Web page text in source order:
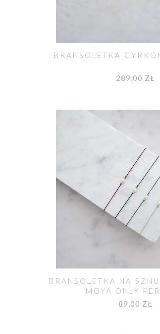
BRANSOLETKA
289,00 ZŁ
BRANSOLETKA NA
MOYA ONLY
89,00 ZŁ